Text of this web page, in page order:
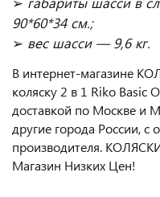
90*60*34 см.;
➢ вес шасси — 9,6 кг.
В интернет-магазине
коляску 2 в 1 Riko Basic
доставкой по Москве и
другие города России, с
производителя.
Магазин Низких Цен!